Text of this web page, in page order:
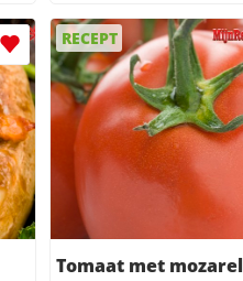
RECEPT
Tomaat met